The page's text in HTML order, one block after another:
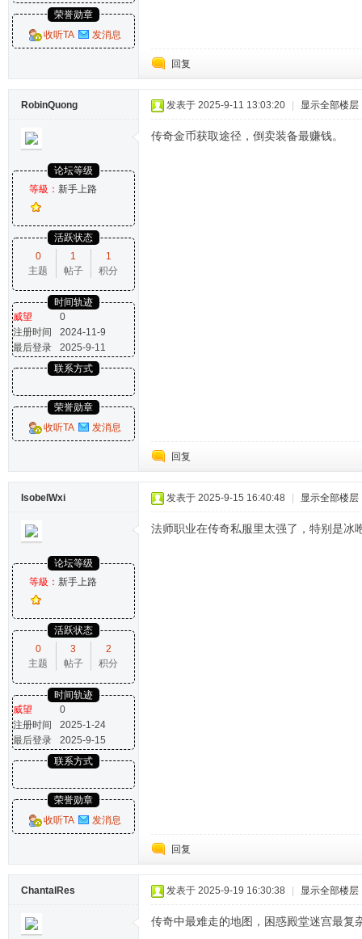
荣誉勋章
收听TA
发消息
回复
RobinQuong
论坛等级
等級： 新手上路
活跃状态
0
主题
1
帖子
1
积分
时间轨迹
威望
0
注册时间
2024-11-9
最后登录
2025-9-11
联系方式
荣誉勋章
收听TA
发消息
发表于 2025-9-11 13:03:20 显示全部楼层
传奇金币获取途径，倒卖装备最赚钱。
回复
IsobelWxi
论坛等级
等級： 新手上路
活跃状态
0
主题
3
帖子
2
积分
时间轨迹
威望
0
注册时间
2025-1-24
最后登录
2025-9-15
联系方式
荣誉勋章
收听TA
发消息
发表于 2025-9-15 16:40:48 显示全部楼层
法师职业在传奇私服里太强了，特别是冰
回复
ChantalRes 发表于 2025-9-19 16:30:38 显示全部楼层
传奇中最难走的地图，困惑殿堂迷宫最复